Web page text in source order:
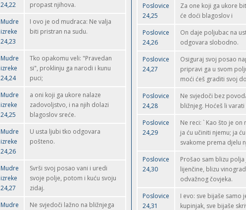
24,22
propast njihova.
Mudre
izreke
24,23
I ovo je od mudraca: Ne valja
biti pristran na sudu.
Mudre
izreke
24,24
Tko opakomu veli: "Pravedan
si", proklinju ga narodi i kunu
puci;
Mudre
izreke
24,25
a oni koji ga ukore nalaze
zadovoljstvo, i na njih dolazi
blagoslov sreće.
Mudre
izreke
24,26
U usta ljubi tko odgovara
pošteno.
Mudre
izreke
24,27
Svrši svoj posao vani i uredi
svoje polje, potom i kuću svoju
zidaj.
Mudre
Ne svjedoči lažno na bližnjega
Poslovice
24,25
Za one koji ga ukore
će doći blagoslov i
Poslovice
24,26
On daje poljubac na
odgovara slobodno.
Poslovice
24,27
Osiguraj svoj posao
pripravi ga u svom
moći ćeš graditi svoj
Poslovice
24,28
Ne svjedoči bez
bližnjeg. Hoćeš li
Poslovice
24,29
Ne reci: ` Kao što je on
ja ću učiniti njemu; ja
svakome prema djelu
Poslovice
24,30
Prošao sam blizu polja
lijenčine, blizu
odvažnog čovjeka.
Poslovice
24,31
I evo: sve bijaše samo
kupinjak, sve bijaše